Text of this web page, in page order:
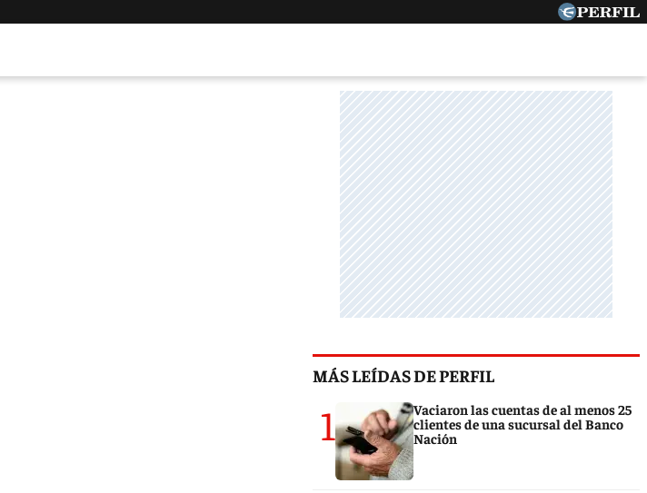
MÁS LEÍDAS DE PERFIL
1
Vaciaron las cuentas de al menos 25
clientes de una sucursal del Banco
Nación